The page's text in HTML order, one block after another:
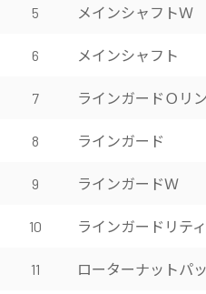
5 メインシャフトＷ
6 メインシャフト
7 ラインガードＯリ
8 ラインガード
9 ラインガードＷ
10 ラインガードリテ
11 ローターナットパ